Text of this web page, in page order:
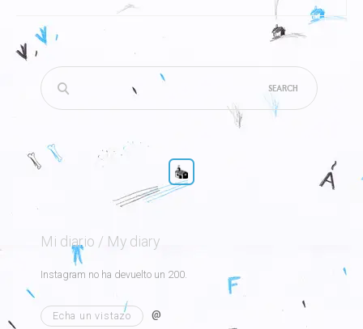
Search
Mi diario / My diary
Instagram no ha devuelto un 200.
Echa un vistazo @